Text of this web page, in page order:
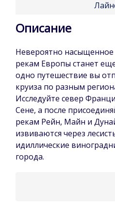
Описание
Невероятно
рекам Европы станет
одно путешествие вы
круиза по разным
Исследуйте север
Сене, а после
рекам Рейн, Майн и
извиваются через
идиллические
города.